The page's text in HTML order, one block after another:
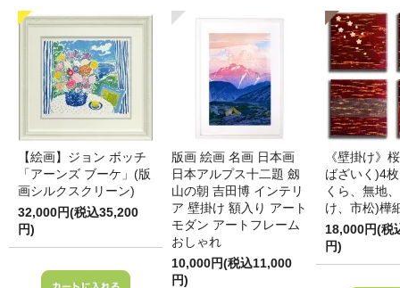
【絵画】ジョン ボッチ
「アーンズ ブーケ」(版
画シルクスクリーン)
32,000円(税込35,200
円)
版画 絵画 名画 日本画
日本アルプス十二題 劔
山の朝 吉田博 インテリ
ア 壁掛け 額入り アート
モダン アートフレーム
おしゃれ
10,000円(税込11,000
円)
《壁掛け》
ばざいく)4
くら、無地
け、市松)樺
18,000円(税
円)